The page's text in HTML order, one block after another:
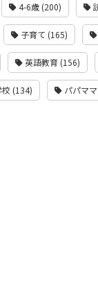
4-6歳 (200)
子育て (165)
英語教育 (156)
校 (134) パパマ